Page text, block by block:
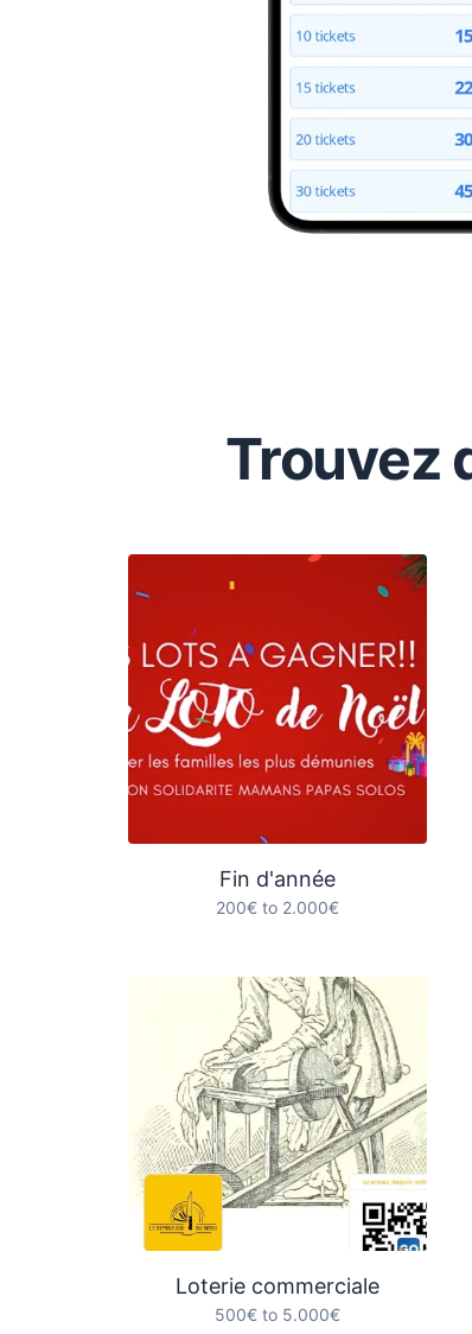
Trouvez
Fin d'année
200€ to 2.000€
Loterie commerciale
500€ to 5.000€